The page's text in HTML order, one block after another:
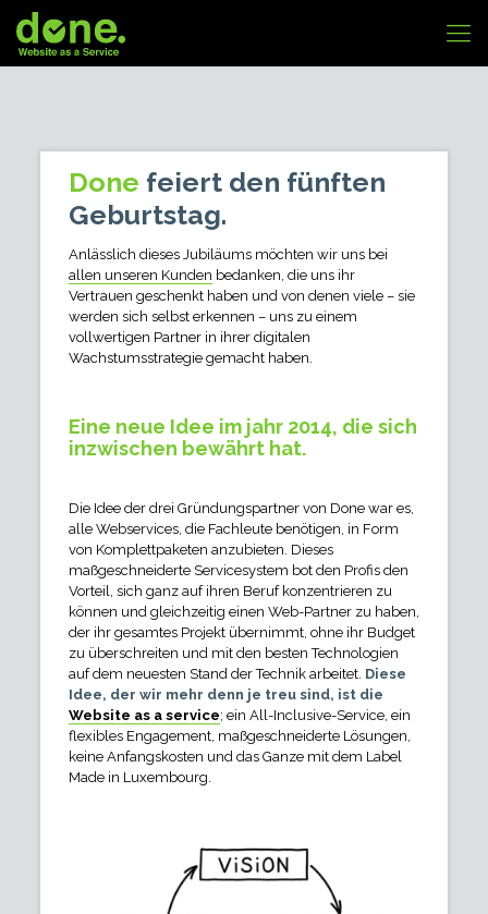
Done feiert den fünften
Geburtstag.
Anlässlich dieses Jubiläums möchten wir uns bei
allen unseren Kunden bedanken, die uns ihr
Vertrauen geschenkt haben und von denen viele – sie
werden sich selbst erkennen – uns zu einem
vollwertigen Partner in ihrer digitalen
Wachstumsstrategie gemacht haben.
Eine neue Idee im jahr 2014, die sich
inzwischen bewährt hat.
Die Idee der drei Gründungspartner von Done war es,
alle Webservices, die Fachleute benötigen, in Form
von Komplettpaketen anzubieten. Dieses
maßgeschneiderte Servicesystem bot den Profis den
Vorteil, sich ganz auf ihren Beruf konzentrieren zu
können und gleichzeitig einen Web-Partner zu haben,
der ihr gesamtes Projekt übernimmt, ohne ihr Budget
zu überschreiten und mit den besten Technologien
auf dem neuesten Stand der Technik arbeitet. Diese
Idee, der wir mehr denn je treu sind, ist die
Website as a service; ein All-Inclusive-Service, ein
flexibles Engagement, maßgeschneiderte Lösungen,
keine Anfangskosten und das Ganze mit dem Label
Made in Luxembourg.